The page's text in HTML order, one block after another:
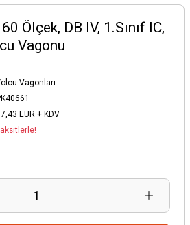
Ölçek, DB IV, 1.Sınıf IC,
Vagonu
Vagonları
EUR + KDV